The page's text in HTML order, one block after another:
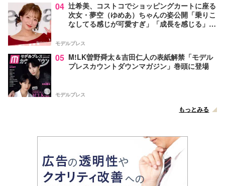
04 辻希美、コストコでショッピングカートに座る
次女・夢空（ゆめあ）ちゃんの姿公開「乗りこ
なしてる感じが可愛すぎ」「成長を感じる」の
モデルプレス
05 M!LK曽野舜太＆吉田仁人の表紙解禁「モデル
プレスカウントダウンマガジン」巻頭に登場
モデルプレス
もっとみる